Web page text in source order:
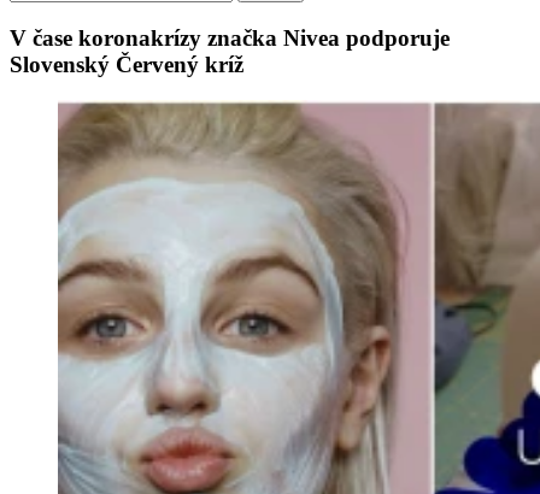
V čase koronakrízy značka Nivea podporuje
Slovenský Červený kríž